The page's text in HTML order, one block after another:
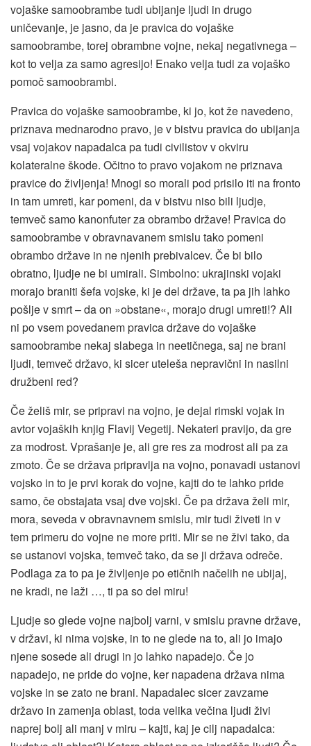
vojaške samoobrambe tudi ubijanje ljudi in drugo
uničevanje, je jasno, da je pravica do vojaške
samoobrambe, torej obrambne vojne, nekaj negativnega –
kot to velja za samo agresijo! Enako velja tudi za vojaško
pomoč samoobrambi.
Pravica do vojaške samoobrambe, ki jo, kot že navedeno,
priznava mednarodno pravo, je v bistvu pravica do ubijanja
vsaj vojakov napadalca pa tudi civilistov v okviru
kolateralne škode. Očitno to pravo vojakom ne priznava
pravice do življenja! Mnogi so morali pod prisilo iti na fronto
in tam umreti, kar pomeni, da v bistvu niso bili ljudje,
temveč samo kanonfuter za obrambo države! Pravica do
samoobrambe v obravnavanem smislu tako pomeni
obrambo države in ne njenih prebivalcev. Če bi bilo
obratno, ljudje ne bi umirali. Simbolno: ukrajinski vojaki
morajo braniti šefa vojske, ki je del države, ta pa jih lahko
pošlje v smrt – da on »obstane«, morajo drugi umreti!? Ali
ni po vsem povedanem pravica države do vojaške
samoobrambe nekaj slabega in neetičnega, saj ne brani
ljudi, temveč državo, ki sicer uteleša nepravični in nasilni
družbeni red?
Če želiš mir, se pripravi na vojno, je dejal rimski vojak in
avtor vojaških knjig Flavij Vegetij. Nekateri pravijo, da gre
za modrost. Vprašanje je, ali gre res za modrost ali pa za
zmoto. Če se država pripravlja na vojno, ponavadi ustanovi
vojsko in to je prvi korak do vojne, kajti do te lahko pride
samo, če obstajata vsaj dve vojski. Če pa država želi mir,
mora, seveda v obravnavnem smislu, mir tudi živeti in v
tem primeru do vojne ne more priti. Mir se ne živi tako, da
se ustanovi vojska, temveč tako, da se ji država odreče.
Podlaga za to pa je življenje po etičnih načelih ne ubijaj,
ne kradi, ne laži …, ti pa so del miru!
Ljudje so glede vojne najbolj varni, v smislu pravne države,
v državi, ki nima vojske, in to ne glede na to, ali jo imajo
njene sosede ali drugi in jo lahko napadejo. Če jo
napadejo, ne pride do vojne, ker napadena država nima
vojske in se zato ne brani. Napadalec sicer zavzame
državo in zamenja oblast, toda velika večina ljudi živi
naprej bolj ali manj v miru – kajti, kaj je cilj napadalca: